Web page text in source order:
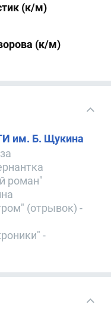
(к/м)
(к/м)
им. Б. Щукина
роман"
(отрывок) -
-